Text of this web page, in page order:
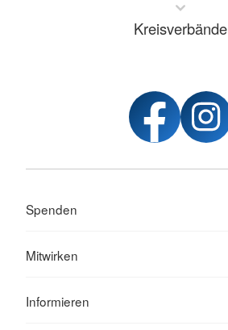
Kreisverbände
Spenden
Mitwirken
Informieren